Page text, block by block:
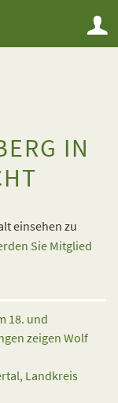
IN
einsehen zu
Sie Mitglied
18. und
zeigen Wolf
Landkreis